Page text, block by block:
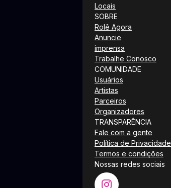
Locais
SOBRE
Rolê Agora
Anuncie
imprensa
Trabalhe Conosco
COMUNIDADE
Usuários
Artistas
Parceiros
Organizadores
TRANSPARÊNCIA
Fale com a gente
Política de Privacidade
Termos e condições
Nossas redes sociais